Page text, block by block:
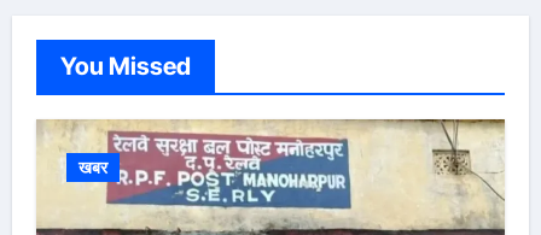
You Missed
खबर